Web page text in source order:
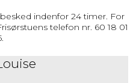
indenfor 24 timer. For
telefon nr. 60 18 01